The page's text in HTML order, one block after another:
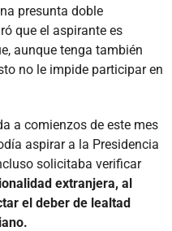
presunta doble
que el aspirante es
aunque tenga también
no le impide participar en
a comienzos de este mes
aspirar a la Presidencia
solicitaba verificar
extranjera, al
el deber de lealtad